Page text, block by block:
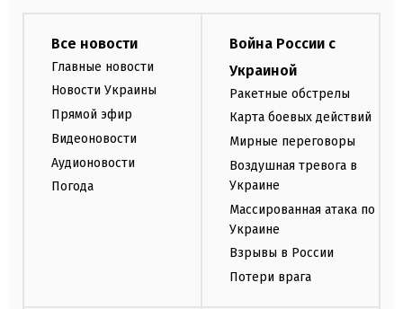
Все новости
Главные новости
Новости Украины
Прямой эфир
Видеоновости
Аудионовости
Погода
Война России с
Украиной
Ракетные обстрелы
Карта боевых действий
Мирные переговоры
Воздушная тревога в
Украине
Массированная атака по
Украине
Взрывы в России
Потери врага